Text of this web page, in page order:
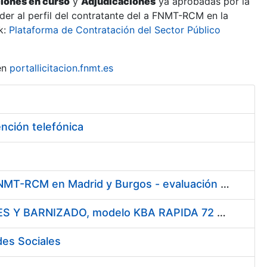
al perfil del contratante del a FNMT-RCM en la
Plataforma de Contratación del Sector Público
portallicitacion.fnmt.es
telefónica
Servicio de vigilancia, protección y control, en los centros de la FNMT-RCM en Madrid y Burgos - evaluación de solicitudes de participación
Enajenación de UNA MAQUINA DE IMPRESIÓN OFFSET 4 COLORES Y BARNIZADO, modelo KBA RAPIDA 72 Y UN EQUIPO DE SECADO ULTRAVIOLETA MARCA GRAFIX (KBA) asociado a la misma.
Sociales